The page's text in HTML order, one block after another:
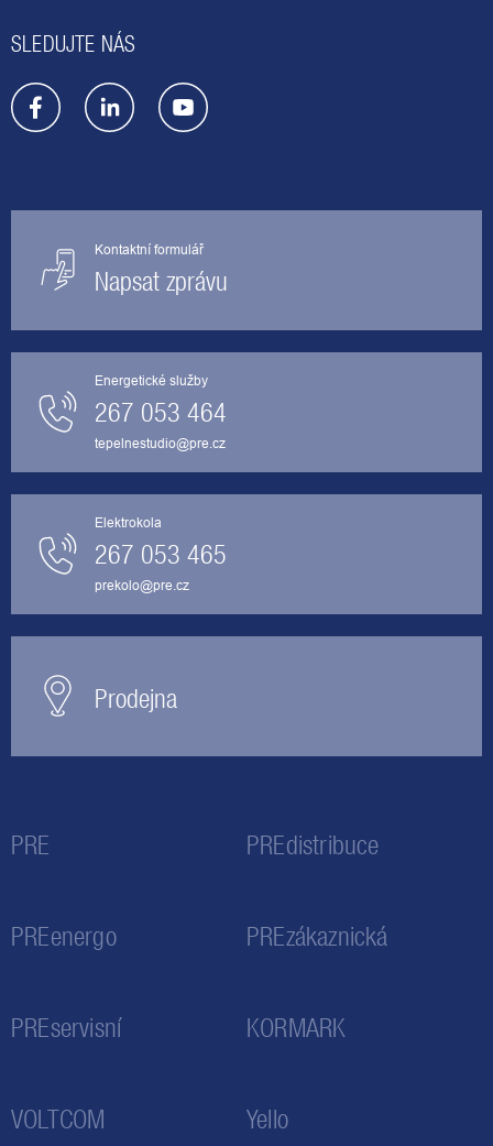
SLEDUJTE NÁS
Kontaktní formulář
Napsat zprávu
Energetické služby
267 053 464
tepelnestudio@pre.cz
Elektrokola
267 053 465
prekolo@pre.cz
Prodejna
PRE PREdistribuce
PREenergo PREzákaznická
PREservisní KORMARK
VOLTCOM Yello